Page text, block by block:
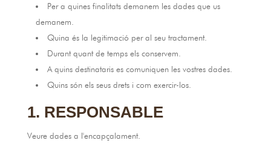
Per a quines finalitats demanem les dades que us
demanem.
Quina és la legitimació per al seu tractament.
Durant quant de temps els conservem.
A quins destinataris es comuniquen les vostres dades.
Quins són els seus drets i com exercir-los.
1. RESPONSABLE
Veure dades a l'encapçalament.